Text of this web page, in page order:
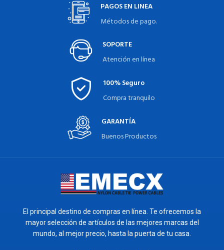
PAGOS EN LINEA
Métodos de pago.
SOPORTE
Atención en línea
100% Seguro
Compra tranquilo
GARANTÍA
Buenos Productos
El principal destino de compras en línea. Te ofrecemos la
mayor selección de artículos de las mejores marcas del
mundo, al mejor precio, hasta la puerta de tu casa.